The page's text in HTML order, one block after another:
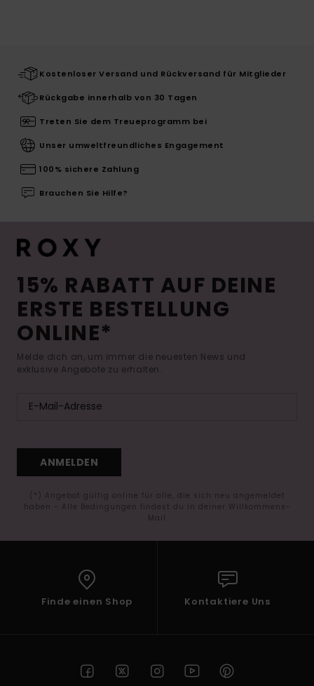
Kostenloser Versand und Rückversand für Mitglieder
Rückgabe innerhalb von 30 Tagen
Treten Sie dem Treueprogramm bei
Unser umweltfreundliches Engagement
100% sichere Zahlung
Brauchen Sie Hilfe?
15% RABATT AUF DEINE
ERSTE BESTELLUNG
ONLINE*
Melde dich an, um immer die neuesten News und
exklusive Angebote zu erhalten.
ANMELDEN
(*) Angebot gültig online für alle, die sich neu angemeldet
haben - Alle Bedingungen findest du in deiner Willkommens-
Mail
Finde einen Shop Kontaktiere Uns